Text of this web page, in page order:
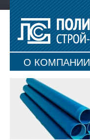
О КОМПАНИИ
КАРТА САЙТА